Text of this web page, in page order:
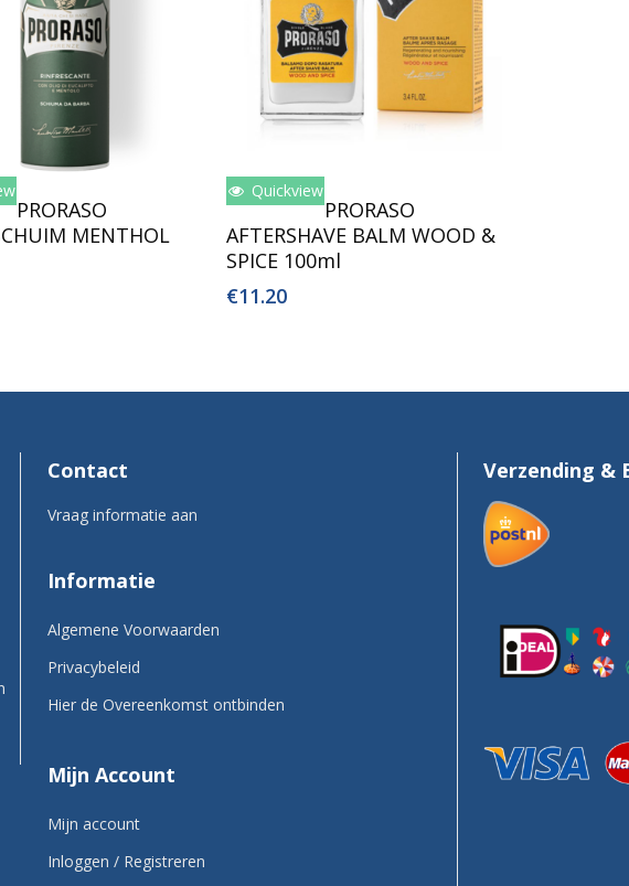
Aan Winkelwagen
PRORASO
MENTHOL
Lees Verder
Quickview
PRORASO
AFTERSHAVE BALM WOOD &
SPICE 100ml
€11.20
Contact
Vraag informatie aan
Informatie
Algemene Voorwaarden
Privacybeleid
Hier de Overeenkomst ontbinden
Mijn Account
Mijn account
Inloggen / Registreren
Verzending &